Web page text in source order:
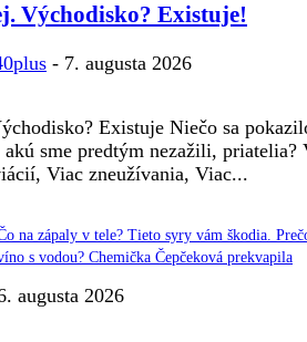
Východisko? Existuje!
- 7. augusta 2026
Existuje Niečo sa
sme predtým nezažili, priatelia?
Viac zneužívania, Viac...
na zápaly v tele? Tieto syry vám škodia.
s vodou? Chemička Čepčeková prekvapila
augusta 2026